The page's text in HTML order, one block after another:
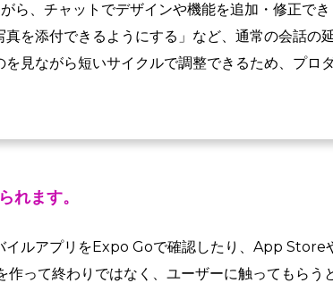
、チャットでデザインや機能を追加・修正でき
を添付できるようにする」など、通常の会話の
見ながら短いサイクルで調整できるため、プロ
れます。
ルアプリをExpo Goで確認したり、App Store
って終わりではなく、ユーザーに触ってもらう